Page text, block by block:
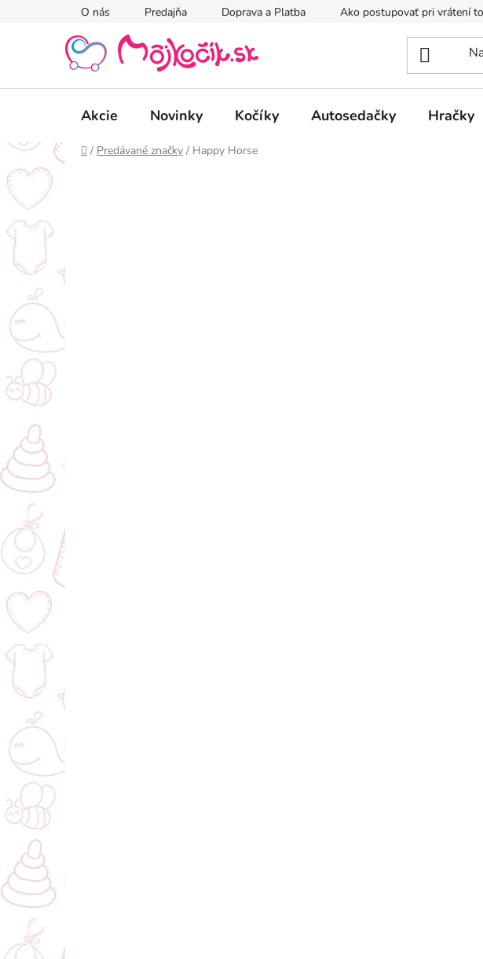
O nás Predajňa Doprava a Platba Ako postupovať pri vrátení
Akcie Novinky Kočíky Autosedačky Hračky
Domov
/ Predávané značky / Happy Horse